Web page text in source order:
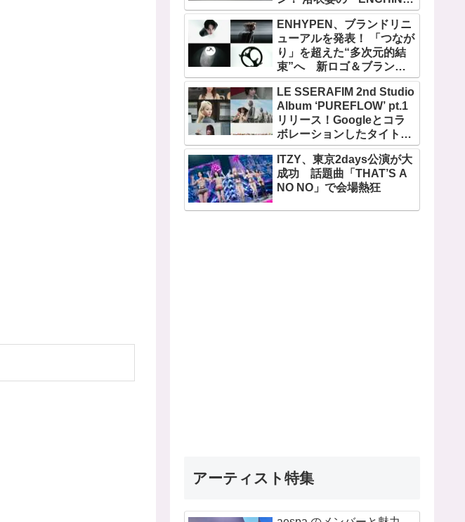
が登場
ENHYPEN、ブランドリニ
ューアルを発表！ 「つなが
り」を超えた“多次元的結
束”へ 新ロゴ＆ブランド
フィルム公開
LE SSERAFIM 2nd Studio
Album ‘PUREFLOW’ pt.1
リリース！Googleとコラ
ボレーションしたタイトル
曲「BOOMPALA」MVも公
開
ITZY、東京2days公演が大
成功 話題曲「THAT’S A
NO NO」で会場熱狂
アーティスト特集